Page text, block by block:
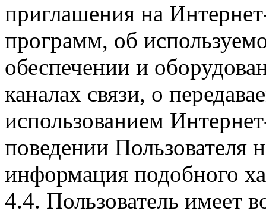
приглашения на
программ, об
обеспечении и
каналах связи, о
использованием
поведении Пользователя
информация подобного
4.4. Пользователь имеет